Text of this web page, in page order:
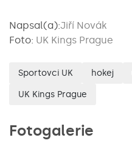
Napsal(a):Jiří Novák
Foto: UK Kings Prague
Sportovci UK hokej
UK Kings Prague
Fotogalerie